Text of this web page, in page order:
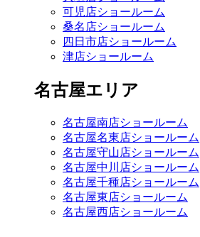
可児店ショールーム
桑名店ショールーム
四日市店ショールーム
津店ショールーム
名古屋エリア
名古屋南店ショールーム
名古屋名東店ショールーム
名古屋守山店ショールーム
名古屋中川店ショールーム
名古屋千種店ショールーム
名古屋東店ショールーム
名古屋西店ショールーム